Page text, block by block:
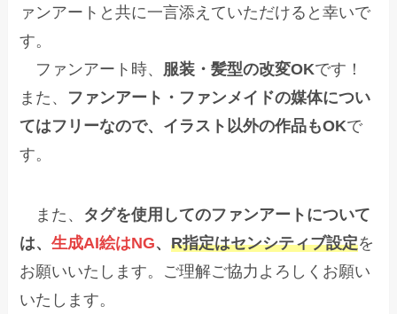
ァンアートと共に一言添えていただけると幸いで
す。
ファンアート時、 服装・髪型の改変OKです！
また、 ファンアート・ファンメイドの媒体につい
てはフリーなので、イラスト以外の作品もOKで
す。
また、 タグを使用してのファンアートについて
は、生成AI絵はNG、R指定はセンシティブ設定を
お願いいたします。ご理解ご協力よろしくお願い
いたします。